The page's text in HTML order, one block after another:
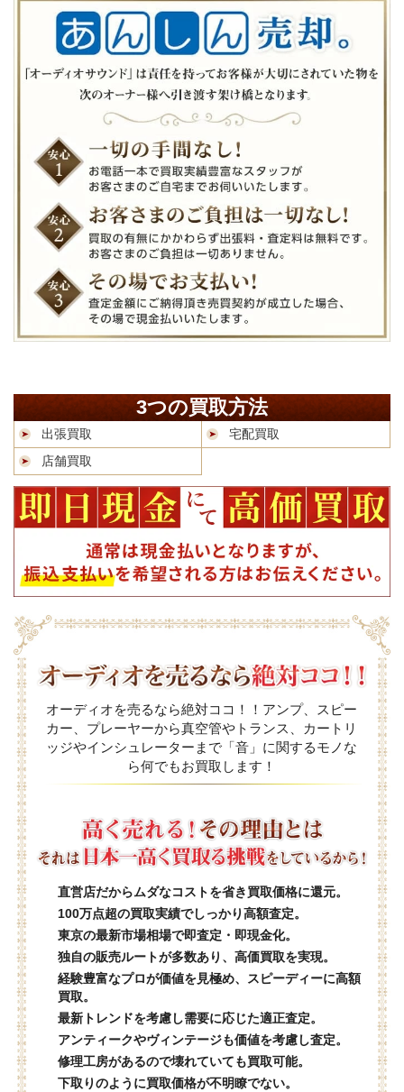
3つの買取方法
出張買取
宅配買取
店舗買取
オーディオを売るなら絶対ココ！！アンプ、スピー
カー、プレーヤーから真空管やトランス、カートリ
ッジやインシュレーターまで「音」に関するモノな
ら何でもお買取します！
直営店だからムダなコストを省き買取価格に還元。
100万点超の買取実績でしっかり高額査定。
東京の最新市場相場で即査定・即現金化。
独自の販売ルートが多数あり、高価買取を実現。
経験豊富なプロが価値を見極め、スピーディーに高額
買取。
最新トレンドを考慮し需要に応じた適正査定。
アンティークやヴィンテージも価値を考慮し査定。
修理工房があるので壊れていても買取可能。
下取りのように買取価格が不明瞭でない。